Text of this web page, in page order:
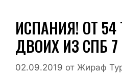
ИСПАНИЯ! ОТ
ДВОИХ ИЗ СПБ
02.09.2019 от Жираф